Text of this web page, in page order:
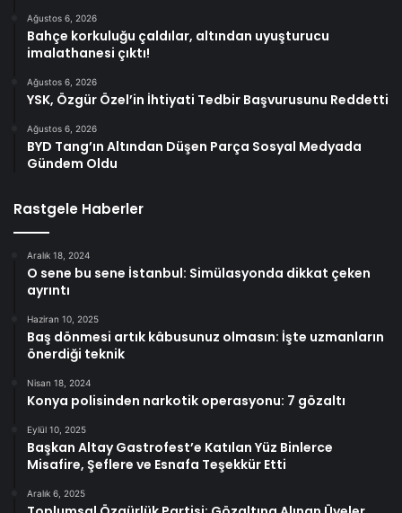
Ağustos 6, 2026
Bahçe korkuluğu çaldılar, altından uyuşturucu
imalathanesi çıktı!
Ağustos 6, 2026
YSK, Özgür Özel’in İhtiyati Tedbir Başvurusunu Reddetti
Ağustos 6, 2026
BYD Tang’ın Altından Düşen Parça Sosyal Medyada
Gündem Oldu
Rastgele Haberler
Aralık 18, 2024
O sene bu sene İstanbul: Simülasyonda dikkat çeken
ayrıntı
Haziran 10, 2025
Baş dönmesi artık kâbusunuz olmasın: İşte uzmanların
önerdiği teknik
Nisan 18, 2024
Konya polisinden narkotik operasyonu: 7 gözaltı
Eylül 10, 2025
Başkan Altay Gastrofest’e Katılan Yüz Binlerce
Misafire, Şeflere ve Esnafa Teşekkür Etti
Aralık 6, 2025